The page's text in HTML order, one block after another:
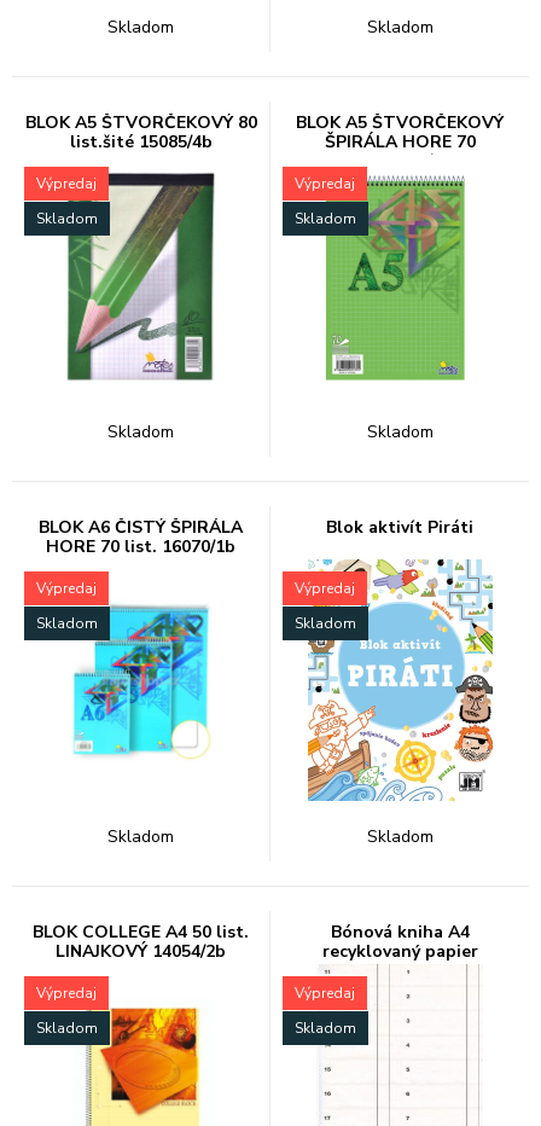
Skladom Skladom
BLOK A5 ŠTVORČEKOVÝ 80
list.šité 15085/4b
Výpredaj
Skladom
Skladom
BLOK A5 ŠTVORČEKOVÝ
ŠPIRÁLA HORE 70
list.15075/1b
Výpredaj
Skladom
Skladom
BLOK A6 ČISTÝ ŠPIRÁLA
HORE 70 list. 16070/1b
Výpredaj
Skladom
Skladom
Blok aktivít Piráti
Výpredaj
Skladom
Skladom
BLOK COLLEGE A4 50 list.
LINAJKOVÝ 14054/2b
Výpredaj
Skladom
Bónová kniha A4
recyklovaný papier
Výpredaj
Skladom